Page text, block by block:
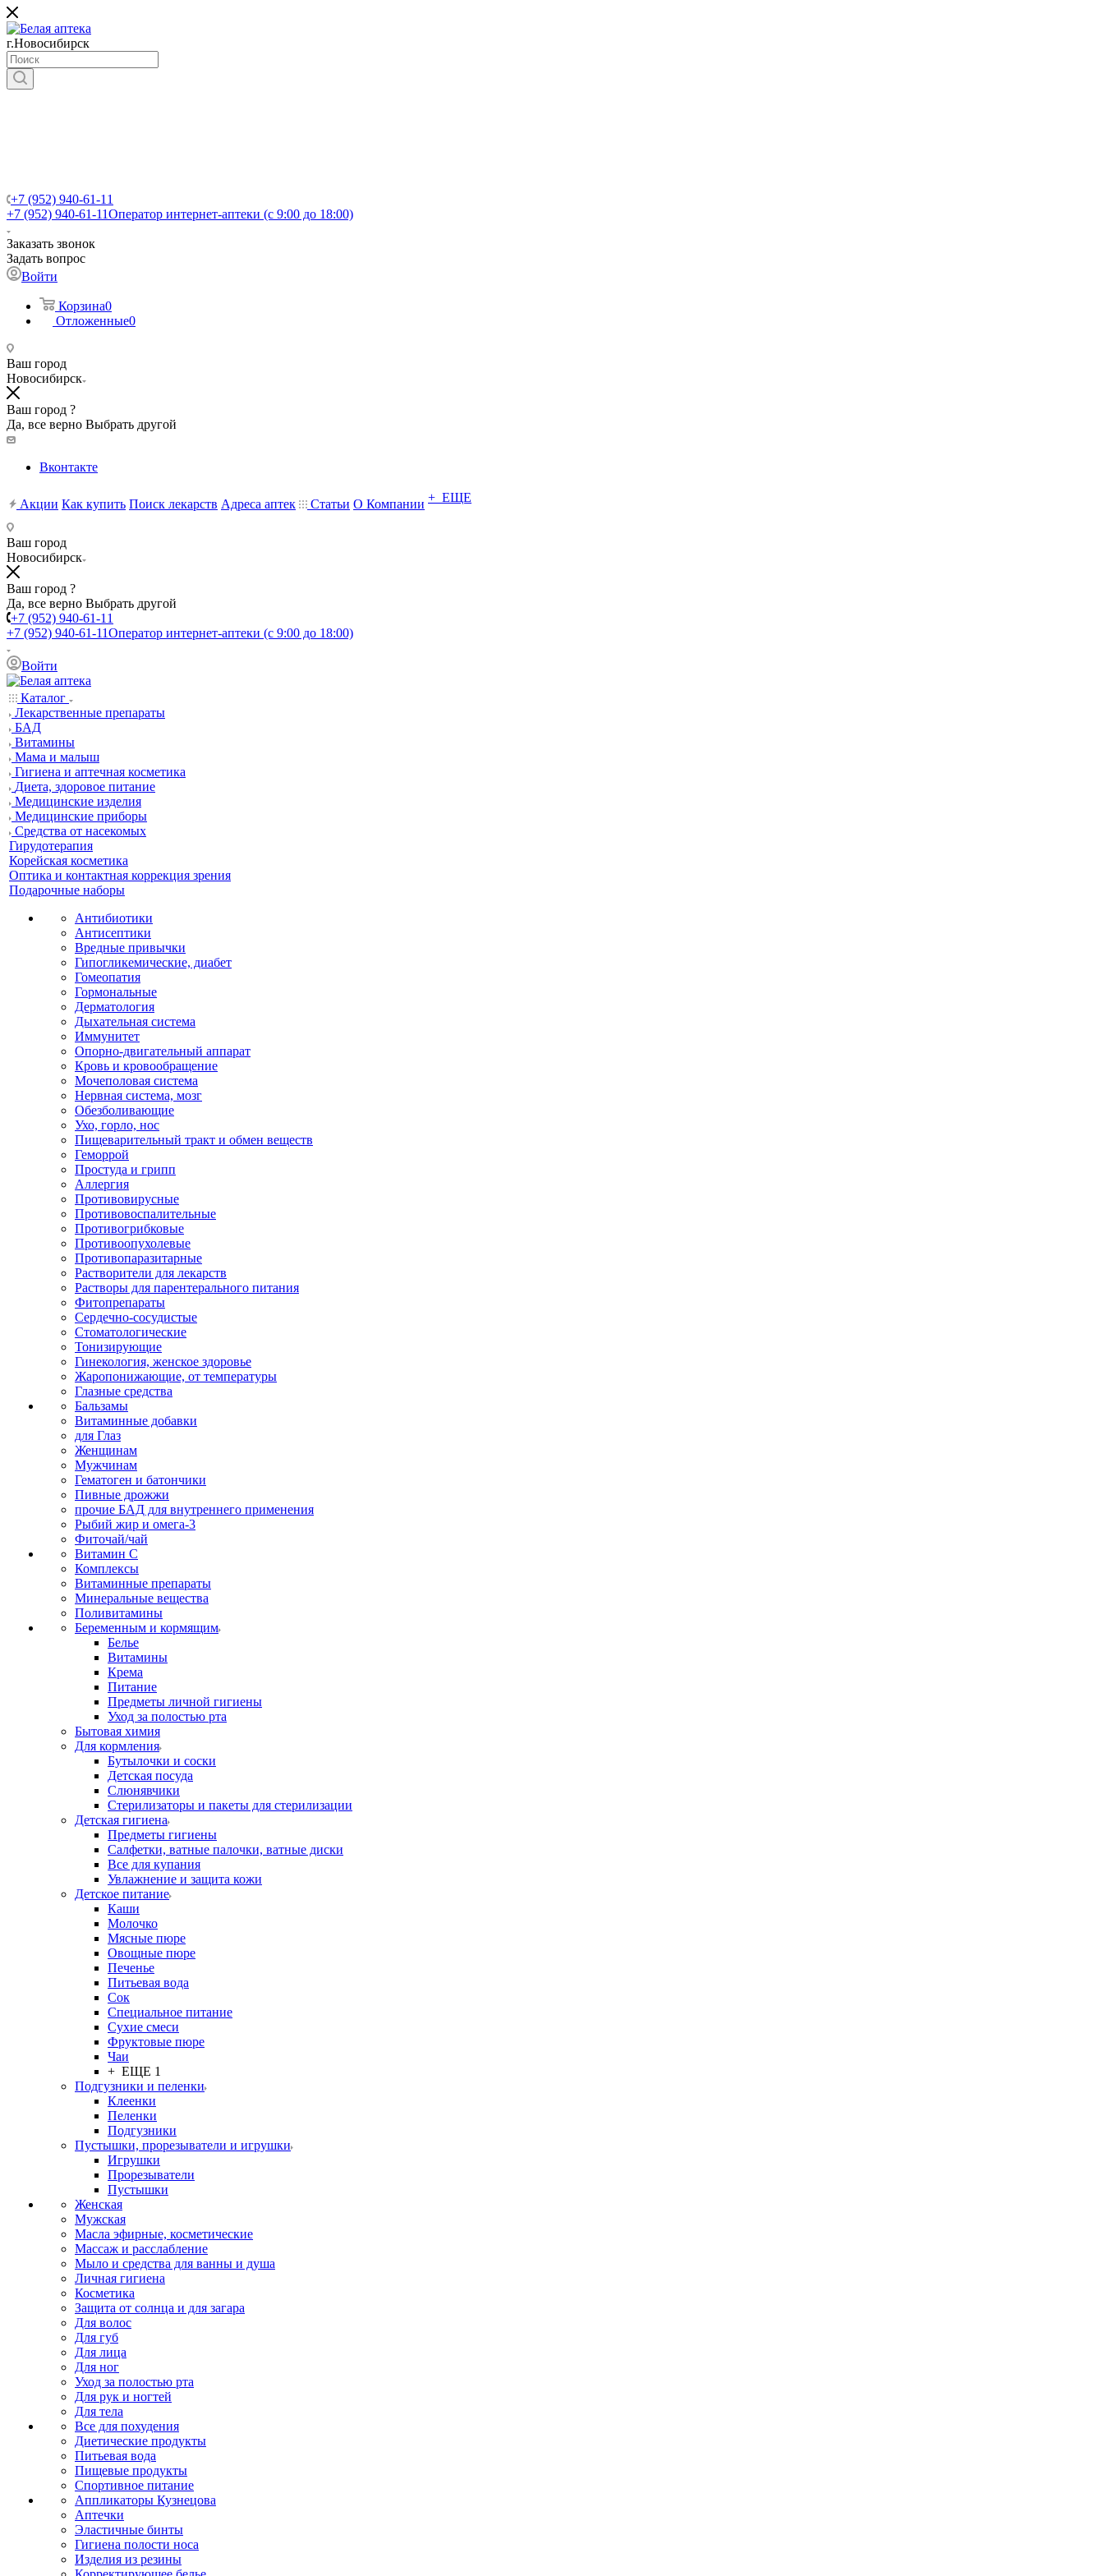
г.Новосибирск
+7 (952) 940-61-11
+7 (952) 940-61-11Оператор интернет-аптеки (с 9:00 до 18:00)
Заказать звонок
Задать вопрос
Войти
Корзина0
Отложенные0
Ваш город
Новосибирск
Ваш город ?
Да, все верно Выбрать другой
Вконтакте
Акции Как купить Поиск лекарств Адреса аптек Статьи О Компании + ЕЩЕ
Ваш город
Новосибирск
Ваш город ?
Да, все верно Выбрать другой
+7 (952) 940-61-11
+7 (952) 940-61-11Оператор интернет-аптеки (с 9:00 до 18:00)
Войти
Каталог
Лекарственные препараты
БАД
Витамины
Мама и малыш
Гигиена и аптечная косметика
Диета, здоровое питание
Медицинские изделия
Медицинские приборы
Средства от насекомых
Гирудотерапия
Корейская косметика
Оптика и контактная коррекция зрения
Подарочные наборы
Антибиотики
Антисептики
Вредные привычки
Гипогликемические, диабет
Гомеопатия
Гормональные
Дерматология
Дыхательная система
Иммунитет
Опорно-двигательный аппарат
Кровь и кровообращение
Мочеполовая система
Нервная система, мозг
Обезболивающие
Ухо, горло, нос
Пищеварительный тракт и обмен веществ
Геморрой
Простуда и грипп
Аллергия
Противовирусные
Противовоспалительные
Противогрибковые
Противоопухолевые
Противопаразитарные
Растворители для лекарств
Растворы для парентерального питания
Фитопрепараты
Сердечно-сосудистые
Стоматологические
Тонизирующие
Гинекология, женское здоровье
Жаропонижающие, от температуры
Глазные средства
Бальзамы
Витаминные добавки
для Глаз
Женщинам
Мужчинам
Гематоген и батончики
Пивные дрожжи
прочие БАД для внутреннего применения
Рыбий жир и омега-3
Фиточай/чай
Витамин С
Комплексы
Витаминные препараты
Минеральные вещества
Поливитамины
Беременным и кормящим
Белье
Витамины
Крема
Питание
Предметы личной гигиены
Уход за полостью рта
Бытовая химия
Для кормления
Бутылочки и соски
Детская посуда
Слюнявчики
Стерилизаторы и пакеты для стерилизации
Детская гигиена
Предметы гигиены
Салфетки, ватные палочки, ватные диски
Все для купания
Увлажнение и защита кожи
Детское питание
Каши
Молочко
Мясные пюре
Овощные пюре
Печенье
Питьевая вода
Сок
Специальное питание
Сухие смеси
Фруктовые пюре
Чаи
+ ЕЩЕ 1
Подгузники и пеленки
Клеенки
Пеленки
Подгузники
Пустышки, прорезыватели и игрушки
Игрушки
Прорезыватели
Пустышки
Женская
Мужская
Масла эфирные, косметические
Массаж и расслабление
Мыло и средства для ванны и душа
Личная гигиена
Косметика
Защита от солнца и для загара
Для волос
Для губ
Для лица
Для ног
Уход за полостью рта
Для рук и ногтей
Для тела
Все для похудения
Диетические продукты
Питьевая вода
Пищевые продукты
Спортивное питание
Аппликаторы Кузнецова
Аптечки
Эластичные бинты
Гигиена полости носа
Изделия из резины